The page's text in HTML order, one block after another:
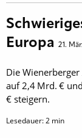
Europa
21.
Die
auf 2,4 Mrd. €
€ steigern.
Lesedauer:2 min